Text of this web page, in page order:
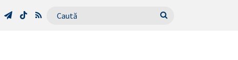
Telegram
TikTokRSS Caută